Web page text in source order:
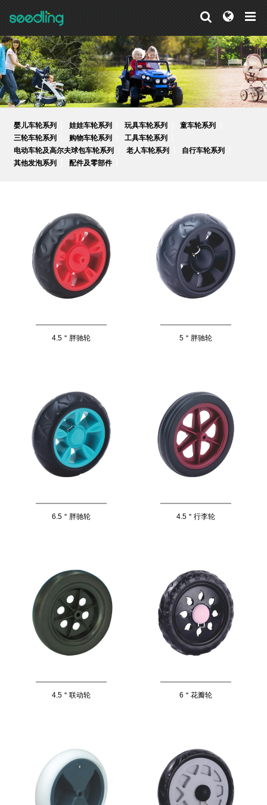
婴儿车轮系列 娃娃车轮系列 玩具车轮系列
童车轮系列
三轮车轮系列
购物车轮系列
工具车轮系列
电动车轮及高尔夫球包车轮系列
老人车轮系列
自行车轮系列
其他发泡系列
配件及零部件
4.5＂胖驰轮 5＂胖驰轮
6.5＂胖驰轮 4.5＂行李轮
4.5＂联动轮 6＂花瓣轮